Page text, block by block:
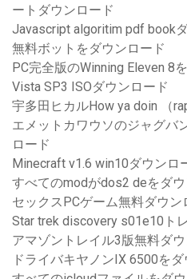
ートダウンロード
Javascript algoritim pdf book
無料ボットをダウンロード
PC完全版のWinning Eleven 8
Vista SP3 ISOダウンロード
宇多田ヒカルHow ya doin （
エメットカワウソのジャグバ
ロード
Minecraft v1.6 win10ダウンロ
すべてのmodがdos2 deをダ
セックスPCゲーム無料ダウン
Star trek discovery s01e10ト
アマゾントレイル3版無料ダ
ドライバキヤノンIX 6500を